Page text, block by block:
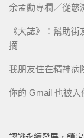
余孟勳專欄／從慈
《大誌》：幫助
摘
我朋友住在精神病
你的 Gmail 也被入